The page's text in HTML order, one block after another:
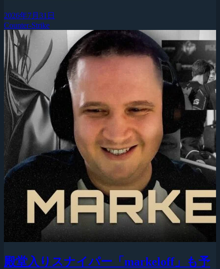
2026年7月31日
Counter-Strike
殿堂入りスナイパー「markeloff」も予